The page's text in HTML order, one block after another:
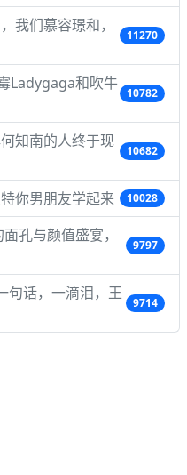
我们慕容璟和，
11270
Ladygaga和吹牛
10782
知南的人终于现
10682
你男朋友学起来 10028
孔与颜值盛宴，
9797
句话，一滴泪，王
9714